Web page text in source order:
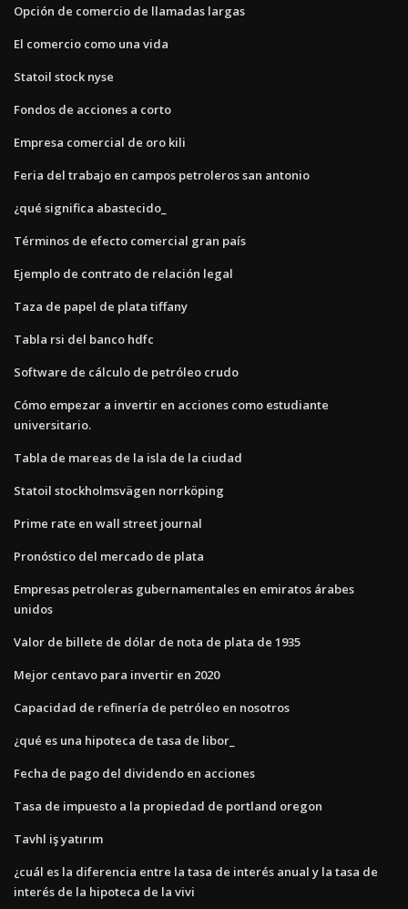
Opción de comercio de llamadas largas
El comercio como una vida
Statoil stock nyse
Fondos de acciones a corto
Empresa comercial de oro kili
Feria del trabajo en campos petroleros san antonio
¿qué significa abastecido_
Términos de efecto comercial gran país
Ejemplo de contrato de relación legal
Taza de papel de plata tiffany
Tabla rsi del banco hdfc
Software de cálculo de petróleo crudo
Cómo empezar a invertir en acciones como estudiante
universitario.
Tabla de mareas de la isla de la ciudad
Statoil stockholmsvägen norrköping
Prime rate en wall street journal
Pronóstico del mercado de plata
Empresas petroleras gubernamentales en emiratos árabes
unidos
Valor de billete de dólar de nota de plata de 1935
Mejor centavo para invertir en 2020
Capacidad de refinería de petróleo en nosotros
¿qué es una hipoteca de tasa de libor_
Fecha de pago del dividendo en acciones
Tasa de impuesto a la propiedad de portland oregon
Tavhl iş yatırım
¿cuál es la diferencia entre la tasa de interés anual y la tasa de
interés de la hipoteca de la vivi